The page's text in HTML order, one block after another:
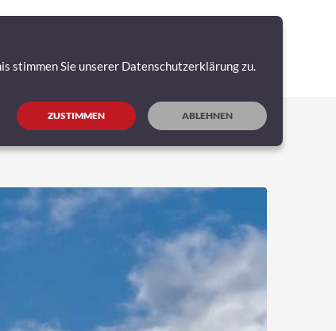
stimmen Sie unserer Datenschutzerklärung zu.
ZUSTIMMEN ABLEHNEN